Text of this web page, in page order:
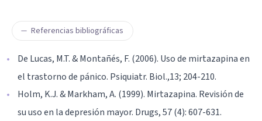
Referencias bibliográficas
De Lucas, M.T. & Montañés, F. (2006). Uso de mirtazapina en
el trastorno de pánico. Psiquiatr. Biol.,13; 204-210.
Holm, K.J. & Markham, A. (1999). Mirtazapina. Revisión de
su uso en la depresión mayor. Drugs, 57 (4): 607-631.